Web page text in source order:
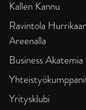
Kallen Kannu
Ravintola
Areenalla
Business Akatemia
Yritysklubi